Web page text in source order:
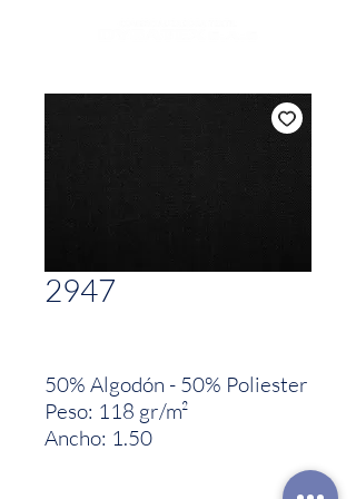
2947
50% Algodón - 50% Poliester
Peso: 118 gr/m²
Ancho: 1.50